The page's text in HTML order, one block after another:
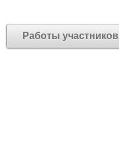
Работы участников